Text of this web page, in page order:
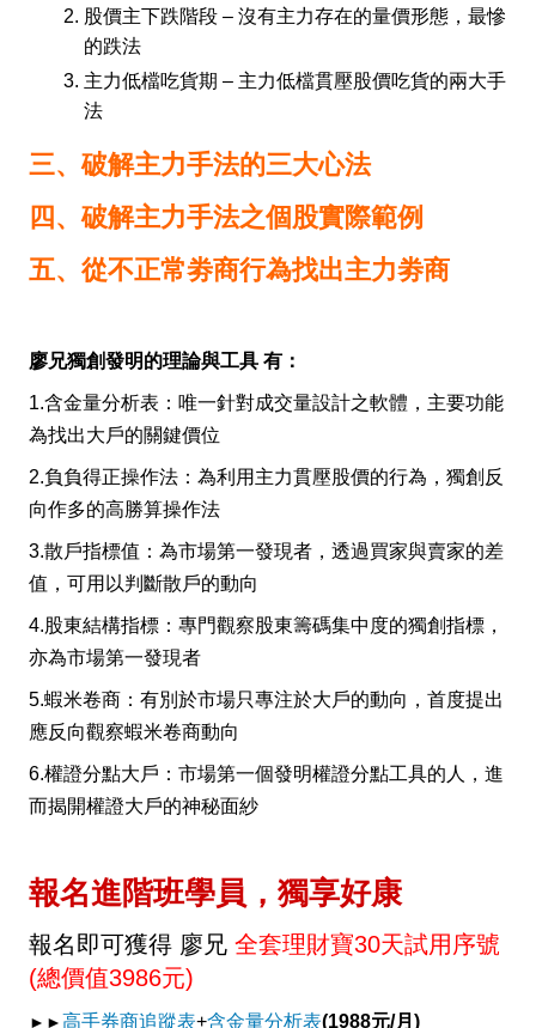
股價主下跌階段 – 沒有主力存在的量價形態，最慘
的跌法
主力低檔吃貨期 – 主力低檔貫壓股價吃貨的兩大手
法
三、破解主力手法的三大心法
四、破解主力手法之個股實際範例
五、從不正常劵商行為找出主力劵商
廖兄獨創發明的理論與工具 有：
1.含金量分析表：唯一針對成交量設計之軟體，主要功能
為找出大戶的關鍵價位
2.負負得正操作法：為利用主力貫壓股價的行為，獨創反
向作多的高勝算操作法
3.散戶指標值：為市場第一發現者，透過買家與賣家的差
值，可用以判斷散戶的動向
4.股東結構指標：專門觀察股東籌碼集中度的獨創指標，
亦為市場第一發現者
5.蝦米卷商：有別於市場只專注於大戶的動向，首度提出
應反向觀察蝦米卷商動向
6.權證分點大戶：市場第一個發明權證分點工具的人，進
而揭開權證大戶的神秘面紗
報名進階班學員，獨享好康
報名即可獲得 廖兄 全套理財寶30天試用序號
(總價值3986元)
►►高手券商追蹤表+含金量分析表(1988元/月)